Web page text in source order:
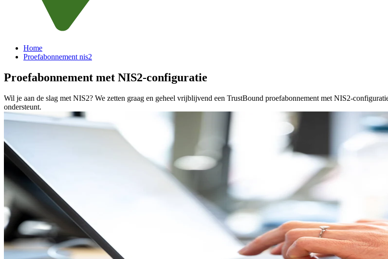
Home
Proefabonnement nis2
Proefabonnement met NIS2-configuratie
Wil je aan de slag met NIS2? We zetten graag en geheel vrijblijvend een TrustBound proefabonnement met NIS2-
ondersteunt.